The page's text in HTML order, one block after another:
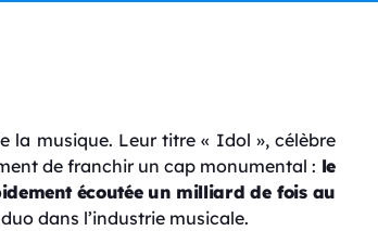
la musique. Leur titre « Idol », célèbre
de franchir un cap monumental : le
écoutée un milliard de fois au
dans l’industrie musicale.